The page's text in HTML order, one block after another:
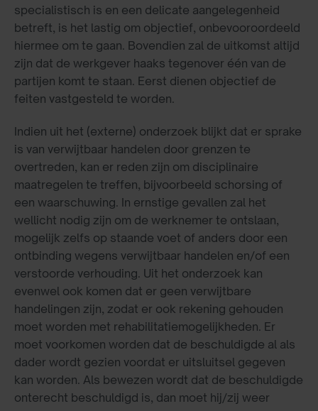
specialistisch is en een delicate aangelegenheid
betreft, is het lastig om objectief, onbevooroordeeld
hiermee om te gaan. Bovendien zal de uitkomst altijd
zijn dat de werkgever haaks tegenover één van de
partijen komt te staan. Eerst dienen objectief de
feiten vastgesteld te worden.
Indien uit het (externe) onderzoek blijkt dat er sprake
is van verwijtbaar handelen door grenzen te
overtreden, kan er reden zijn om disciplinaire
maatregelen te treffen, bijvoorbeeld schorsing of
een waarschuwing. In ernstige gevallen zal het
wellicht nodig zijn om de werknemer te ontslaan,
mogelijk zelfs op staande voet of anders door een
ontbinding wegens verwijtbaar handelen en/of een
verstoorde verhouding. Uit het onderzoek kan
evenwel ook komen dat er geen verwijtbare
handelingen zijn, zodat er ook rekening gehouden
moet worden met rehabilitatiemogelijkheden. Er
moet voorkomen worden dat de beschuldigde al als
dader wordt gezien voordat er uitsluitsel gegeven
kan worden. Als bewezen wordt dat de beschuldigde
onterecht beschuldigd is, dan moet hij/zij weer